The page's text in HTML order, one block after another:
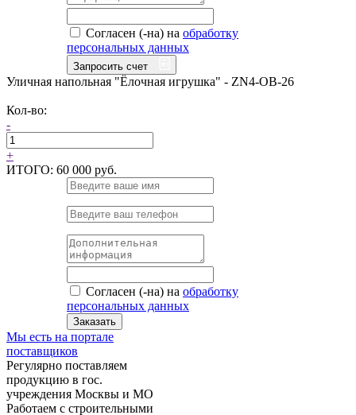
Согласен (-на) на обработку
персональных данных
Запросить счет
Уличная напольная "Ёлочная игрушка" - ZN4-OB-26
Кол-во:
-
+
ИТОГО: 60 000 руб.
Согласен (-на) на обработку
персональных данных
Заказать
Мы есть на портале
поставщиков
Регулярно поставляем
продукцию в гос.
учреждения Москвы и МО
Работаем с строительными